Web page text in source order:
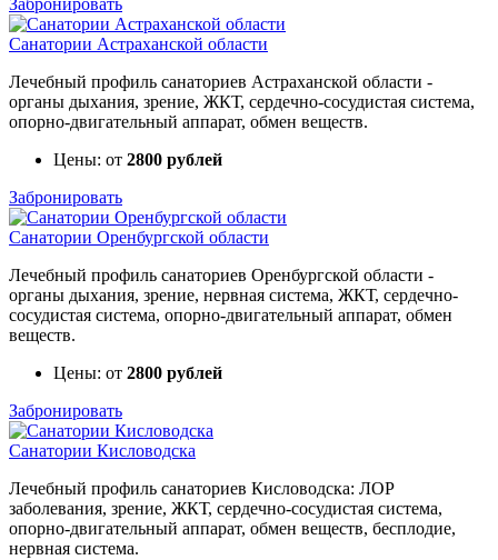
Забронировать
Санатории Астраханской области
Лечебный профиль санаториев Астраханской области -
органы дыхания, зрение, ЖКТ, сердечно-сосудистая система,
опорно-двигательный аппарат, обмен веществ.
Цены: от 2800 рублей
Забронировать
Санатории Оренбургской области
Лечебный профиль санаториев Оренбургской области -
органы дыхания, зрение, нервная система, ЖКТ, сердечно-
сосудистая система, опорно-двигательный аппарат, обмен
веществ.
Цены: от 2800 рублей
Забронировать
Санатории Кисловодска
Лечебный профиль санаториев Кисловодска: ЛОР
заболевания, зрение, ЖКТ, сердечно-сосудистая система,
опорно-двигательный аппарат, обмен веществ, бесплодие,
нервная система.